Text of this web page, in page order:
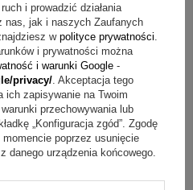
i prowadzić działania
nas, jak i naszych Zaufanych
w polityce prywatności.
i prywatności można
i warunki Google -
privacy/. Akceptacja tego
ich zapisywanie na Twoim
przechowywania lub
„Konfiguracja zgód”. Zgodę
poprzez usunięcie
danego urządzenia końcowego.